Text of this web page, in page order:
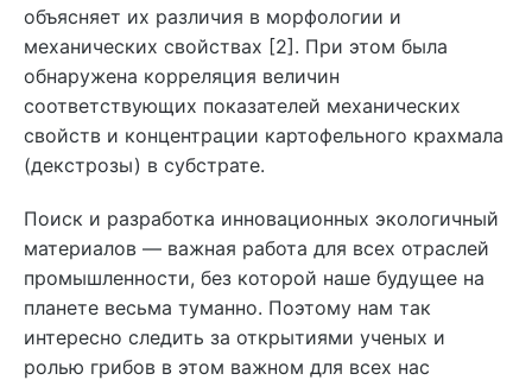
объясняет их различия в морфологии и
механических свойствах [2]. При этом была
обнаружена корреляция величин
соответствующих показателей механических
свойств и концентрации картофельного крахмала
(декстрозы) в субстрате.
Поиск и разработка инновационных экологичный
материалов — важная работа для всех отраслей
промышленности, без которой наше будущее на
планете весьма туманно. Поэтому нам так
интересно следить за открытиями ученых и
ролью грибов в этом важном для всех нас